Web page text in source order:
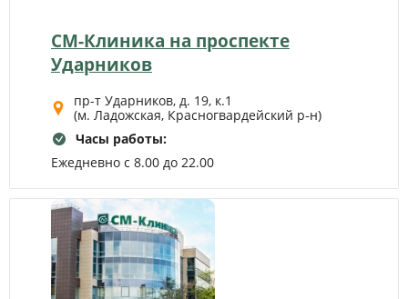
СМ-Клиника на проспекте
Ударников
пр-т Ударников, д. 19, к.1
(м. Ладожская, Красногвардейский р‑н)
Часы работы:
Ежедневно с 8.00 до 22.00